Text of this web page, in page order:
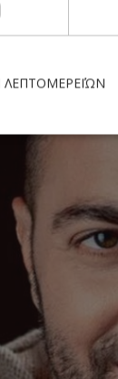
ΛΕΠΤΟΜΕΡΕΙΏΝ
cookies επιτρέπουν
να χρησιμοποιηθεί
PHP.net
cyprus.wiz-